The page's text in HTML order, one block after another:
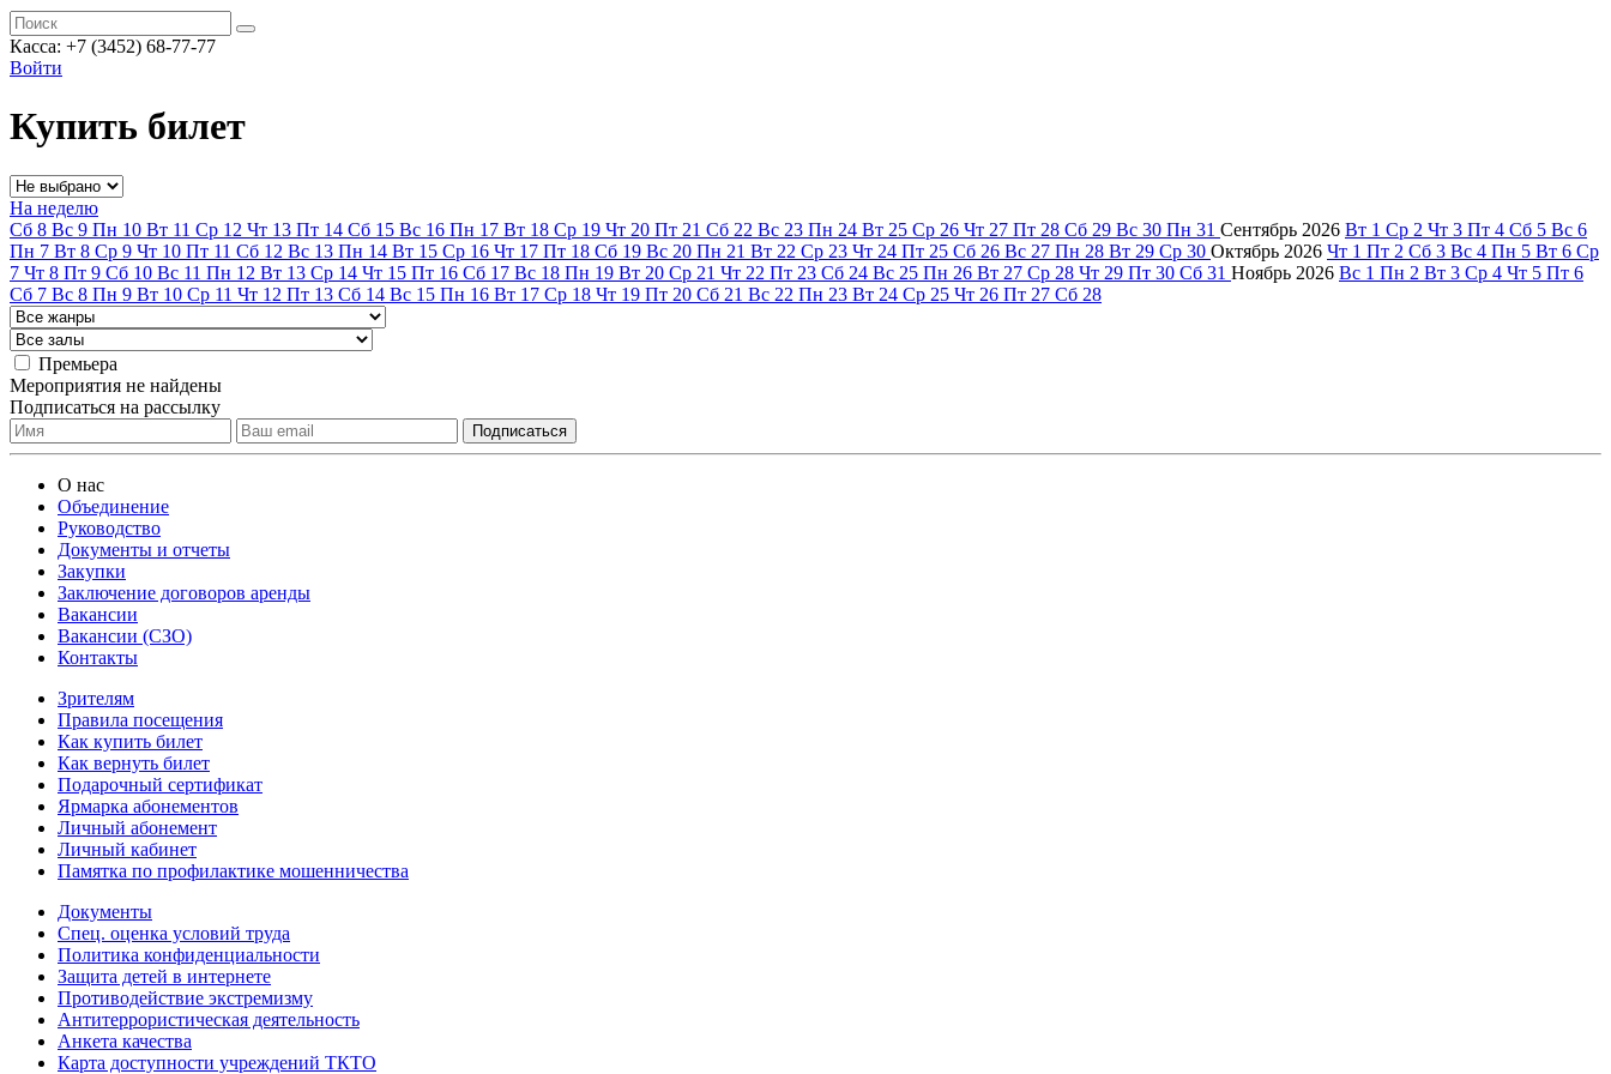
Касса: +7 (3452) 68-77-77
Войти
Купить билет
На неделю
Сб 8 Вс 9 Пн 10 Вт 11 Ср 12 Чт 13 Пт 14 Сб 15 Вс 16 Пн 17 Вт 18 Ср 19 Чт 20 Пт 21 Сб 22 Вс 23 Пн 24 Вт 25 Ср 26 Чт 27 Пт 28 Сб 29 Вс 30 Пн 31 Сентябрь 2026 Вт 1 Ср 2 Чт 3 Пт 4 Сб 5 Вс 6
Пн 7 Вт 8 Ср 9 Чт 10 Пт 11 Сб 12 Вс 13 Пн 14 Вт 15 Ср 16 Чт 17 Пт 18 Сб 19 Вс 20 Пн 21 Вт 22 Ср 23 Чт 24 Пт 25 Сб 26 Вс 27 Пн 28 Вт 29 Ср 30 Октябрь 2026 Чт 1 Пт 2 Сб 3 Вс 4 Пн 5 Вт 6 Ср
7 Чт 8 Пт 9 Сб 10 Вс 11 Пн 12 Вт 13 Ср 14 Чт 15 Пт 16 Сб 17 Вс 18 Пн 19 Вт 20 Ср 21 Чт 22 Пт 23 Сб 24 Вс 25 Пн 26 Вт 27 Ср 28 Чт 29 Пт 30 Сб 31 Ноябрь 2026 Вс 1 Пн 2 Вт 3 Ср 4 Чт 5 Пт 6
Сб 7 Вс 8 Пн 9 Вт 10 Ср 11 Чт 12 Пт 13 Сб 14 Вс 15 Пн 16 Вт 17 Ср 18 Чт 19 Пт 20 Сб 21 Вс 22 Пн 23 Вт 24 Ср 25 Чт 26 Пт 27 Сб 28
Премьера
Мероприятия не найдены
Подписаться на рассылку
О нас
Объединение
Руководство
Документы и отчеты
Закупки
Заключение договоров аренды
Вакансии
Вакансии (СЗО)
Контакты
Зрителям
Правила посещения
Как купить билет
Как вернуть билет
Подарочный сертификат
Ярмарка абонементов
Личный абонемент
Личный кабинет
Памятка по профилактике мошенничества
Документы
Спец. оценка условий труда
Политика конфиденциальности
Защита детей в интернете
Противодействие экстремизму
Антитеррористическая деятельность
Анкета качества
Карта доступности учреждений ТКТО